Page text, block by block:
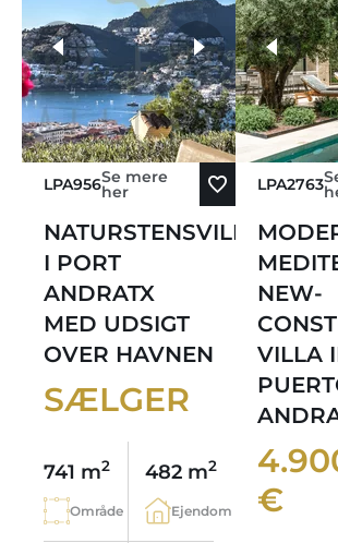
Sorter efter ældste
Sorter efter nyeste
LPA956Se mere
her
NATURSTENSVILLA
I PORT
ANDRATX
MED UDSIGT
OVER HAVNEN
SÆLGER
741 m2
Område
482 m2
Ejendom
flere fotos
LPA2763
NEW-
VILLA
€